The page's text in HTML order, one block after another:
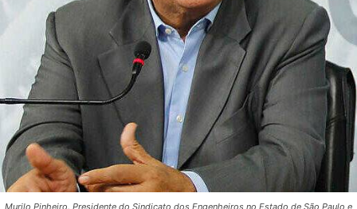
Murilo Pinheiro. Presidente do Sindicato dos Engenheiros no Estado de São Paulo e